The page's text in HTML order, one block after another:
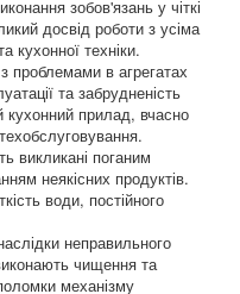
зобов'язань у чіткі
досвід роботи з усіма
кухонної техніки.
проблемами в агрегатах
та забрудненість
прилад, вчасно
викликані поганим
неякісних продуктів.
води, постійного
неправильного
чищення та
механізму